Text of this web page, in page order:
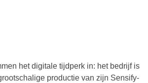
het digitale tijdperk in: het bedrijf is
productie van zijn Sensify-